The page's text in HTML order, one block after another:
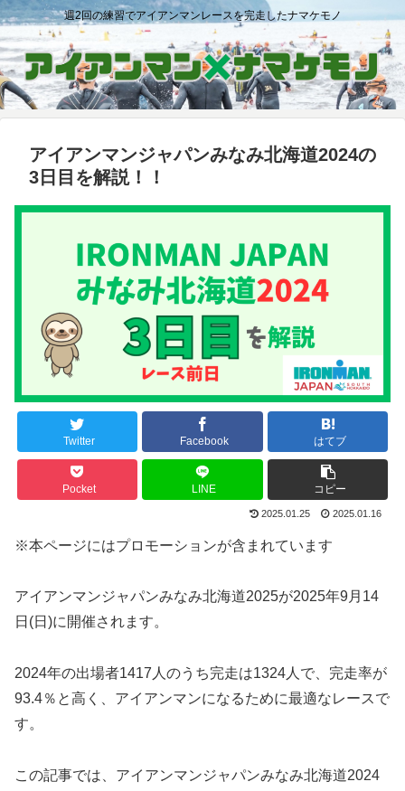
週2回の練習でアイアンマンレースを完走したナマケモノ
アイアンマンジャパンみなみ北海道2024の
3日目を解説！！
Twitter Facebook はてブ
Pocket LINE コピー
2025.01.25 2025.01.16
※本ページにはプロモーションが含まれています
アイアンマンジャパンみなみ北海道2025が2025年9月14
日(日)に開催されます。
2024年の出場者1417人のうち完走は1324人で、完走率が
93.4％と高く、アイアンマンになるために最適なレースで
す。
この記事では、アイアンマンジャパンみなみ北海道2024